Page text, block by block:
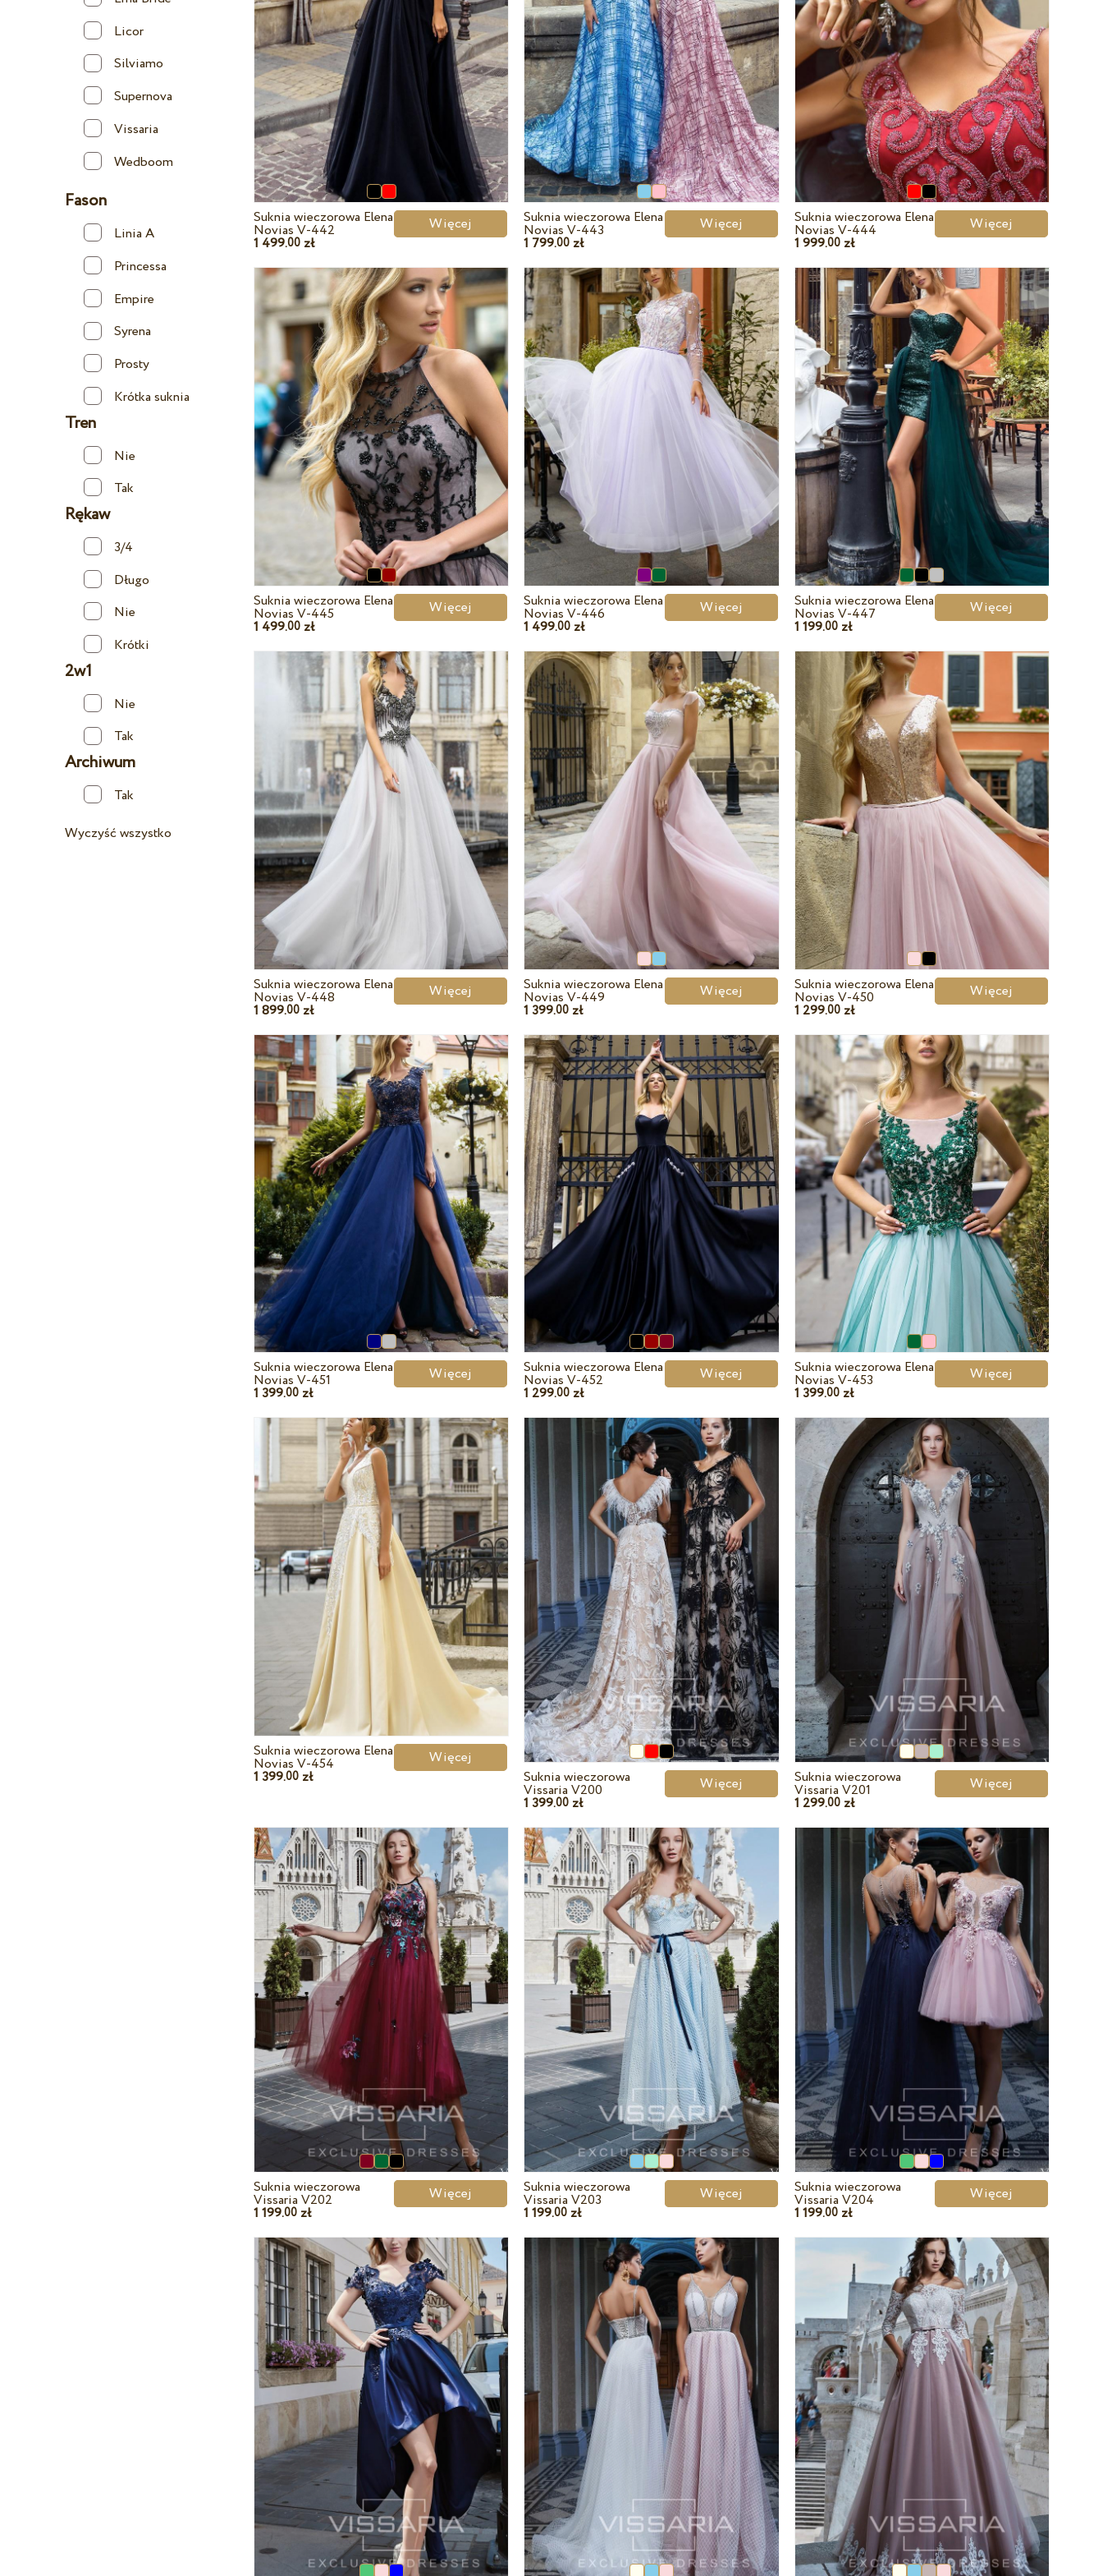
Licor
Silviamo
Supernova
Vissaria
Wedboom
Fason
Linia A
Princessa
Empire
Syrena
Prosty
Krótka suknia
Tren
Nie
Tak
Rękaw
3/4
Długo
Nie
Krótki
2w1
Nie
Tak
Archiwum
Tak
Wyczyść wszystko
Suknia wieczorowa Elena
Novias V-442
1 499.00 zł
Więcej Suknia wieczorowa Elena
Novias V-443
1 799.00 zł
Więcej Suknia wieczorowa Elena
Novias V-444
1 999.00zł
Więcej
Suknia wieczorowa Elena
Novias V-445
1 499.00 zł
Więcej Suknia wieczorowa Elena
Novias V-446
1 499.00 zł
Więcej Suknia wieczorowa Elena
Novias V-447
1 199.00zł
Więcej
Suknia wieczorowa Elena
Novias V-448
1 899.00 zł
Więcej Suknia wieczorowa Elena
Novias V-449
1 399.00 zł
Więcej Suknia wieczorowa Elena
Novias V-450
1 299.00zł
Więcej
Suknia wieczorowa Elena
Novias V-451
1 399.00 zł
Więcej Suknia wieczorowa Elena
Novias V-452
1 299.00 zł
Więcej Suknia wieczorowa Elena
Novias V-453
1 399.00zł
Więcej
Suknia wieczorowa Elena
Novias V-454
1 399.00 zł
Więcej
Suknia wieczorowa
Vissaria V200
1 399.00 zł
Więcej Suknia wieczorowa
Vissaria V201
1 299.00zł
Więcej
Suknia wieczorowa
Vissaria V202
1 199.00 zł
Więcej Suknia wieczorowa
Vissaria V203
1 199.00 zł
Więcej Suknia wieczorowa
Vissaria V204
1 199.00zł
Więcej